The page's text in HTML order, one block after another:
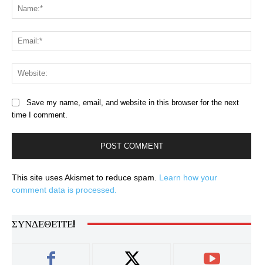
Save my name, email, and website in this browser for the next
time I comment.
This site uses Akismet to reduce spam. Learn how your
comment data is processed.
ΣΥΝΔΕΘΕΊΤΕ!